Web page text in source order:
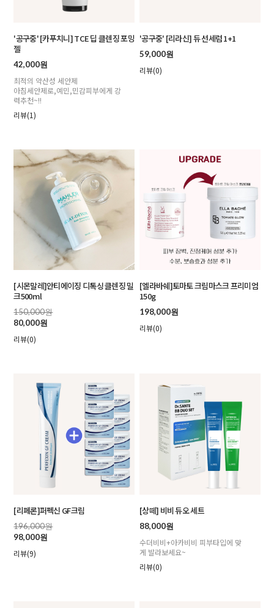
'공구중' [카푸치니] TCE 딥 클렌징 포밍
젤
42,000원
최적의 약산성 세안제
아침세안제로,예민,민감피부에게 강
력추천~!!
리뷰(1)
'공구중' [리라신] 듀 선세럼 1+1
59,000원
리뷰(0)
[시몬말레]안티에이징 디톡싱 클렌징 밀
크500ml
150,000원
80,000원
리뷰(0)
[엘라바쉐]토마토 크림마스크 프리미엄
150g
198,000원
리뷰(0)
[리페론]퍼펙신 GF크림
196,000원
98,000원
리뷰(9)
[상떼] 비비 듀오 세트
88,000원
수더비비+아카비비 피부타입에 맞
게 발라보세요~
리뷰(0)